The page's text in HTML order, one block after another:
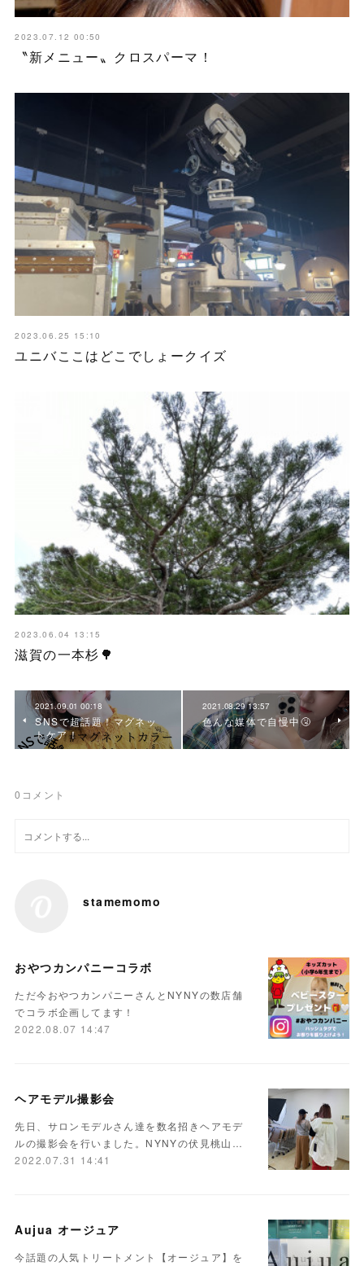
2023.07.12 00:50
〝新メニュー〟クロスパーマ！
2023.06.25 15:10
ユニバここはどこでしょークイズ
2023.06.04 13:15
滋賀の一本杉🌳
2021.09.01 00:18
SNSで超話題！マグネッ
トケア！
2021.08.29 13:57
色んな媒体で自慢中🤧
0 コメント
stamemomo
おやつカンパニーコラボ
ただ今おやつカンパニーさんとNYNYの数店舗
でコラボ企画してます！
2022.08.07 14:47
ヘアモデル撮影会
先日、サロンモデルさん達を数名招きヘアモデ
ルの撮影会を行いました。NYNYの伏見桃山…
2022.07.31 14:41
Aujua オージュア
今話題の人気トリートメント【オージュア】を